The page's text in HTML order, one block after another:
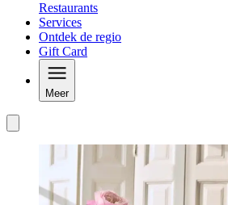
Restaurants
Services
Ontdek de regio
Gift Card
Meer